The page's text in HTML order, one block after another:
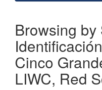
Browsing by
Cinco
LIWC, Red